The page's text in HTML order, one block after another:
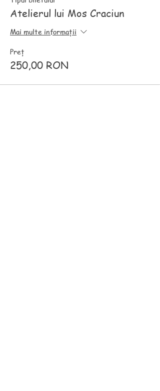
Atelierul lui Mos Craciun
Mai multe informații
Preț
250,00 RON